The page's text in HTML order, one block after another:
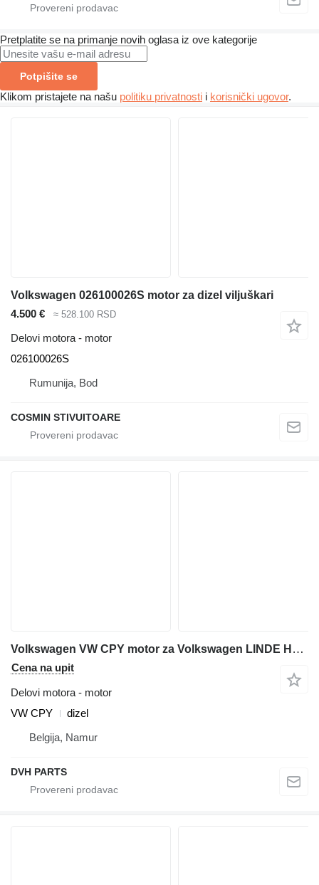
Pretplatite se na primanje novih oglasa iz ove kategorije
Potpišite se
Klikom pristajete na našu politiku privatnosti i korisnički ugovor.
Volkswagen 026100026S motor za dizel viljuškari
4.500 €
≈ 528.100 RSD
Delovi motora - motor
026100026S
Rumunija, Bod
COSMIN STIVUITOARE
Volkswagen VW CPY motor za Volkswagen LINDE H50D dizel viljuškari
Cena na upit
Delovi motora - motor
VW CPY
dizel
Belgija, Namur
DVH PARTS